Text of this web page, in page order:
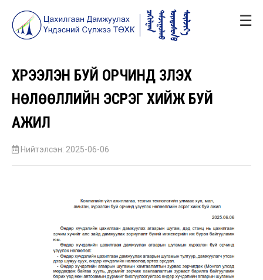
☰
ХҮРЭЭЛЭН БУЙ ОРЧИНД ҮЗҮҮЛЭХ
НӨЛӨӨЛЛИЙН ЭСРЭГ ХИЙЖ БУЙ
АЖИЛ
Нийтэлсэн: 2025-06-06